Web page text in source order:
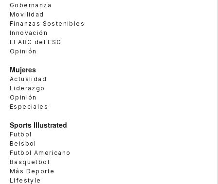
Gobernanza
Movilidad
Finanzas Sostenibles
Innovación
El ABC del ESG
Opinión
Mujeres
Actualidad
Liderazgo
Opinión
Especiales
Sports Illustrated
Futbol
Beisbol
Futbol Americano
Basquetbol
Más Deporte
Lifestyle